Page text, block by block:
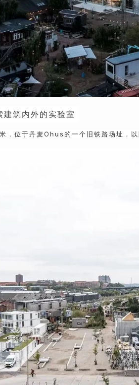
建筑内外的实验室
，位于丹麦Ohus的一个旧铁路场址，